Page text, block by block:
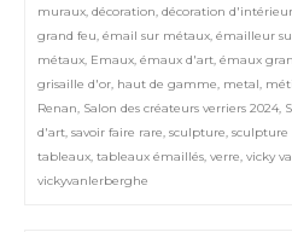
muraux, décoration, décoration d'intérieur
grand feu, émail sur métaux, émailleur
métaux, Emaux, émaux d'art, émaux
grisaille d'or, haut de gamme, metal,
Renan, Salon des créateurs verriers 2024,
d'art, savoir faire rare, sculpture, sculpture
tableaux, tableaux émaillés, verre, vicky
vickyvanlerberghe